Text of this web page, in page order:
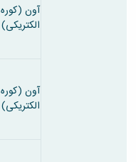
آون (کوره
الکتریکی)
آون (کوره
الکتریکی)